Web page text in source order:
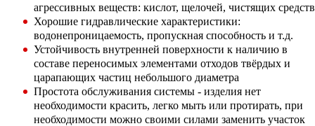
агрессивных веществ: кислот, щелочей, чистящих средств
Хорошие гидравлические характеристики:
водонепроницаемость, пропускная способность и т.д.
Устойчивость внутренней поверхности к наличию в
составе переносимых элементами отходов твёрдых и
царапающих частиц небольшого диаметра
Простота обслуживания системы - изделия нет
необходимости красить, легко мыть или протирать, при
необходимости можно своими силами заменить участок